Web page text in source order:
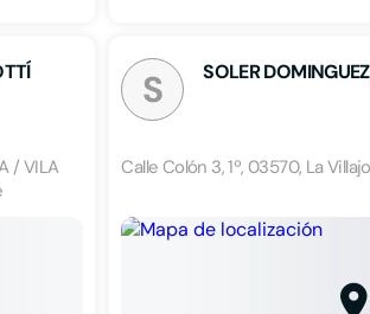
/ VILA
S SOLER
Calle Colón 3, 1º, 03570, La